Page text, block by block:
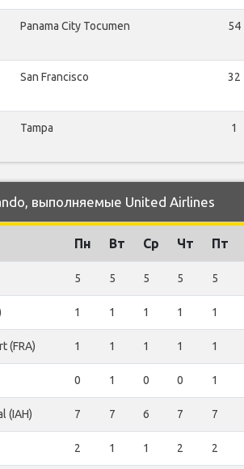
Panama City Tocumen 54
San Francisco 32
Tampa 1
выполняемые United Airlines
Пн Вт Ср Чт Пт
5 5 5 5 5
1 1 1 1 1
(FRA) 1 1 1 1 1
0 1 0 0 1
(IAH) 7 7 6 7 7
2 1 1 2 2